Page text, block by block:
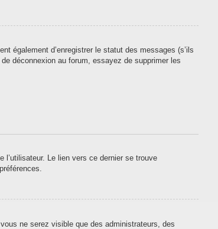
également d’enregistrer le statut des messages (s’ils
déconnexion au forum, essayez de supprimer les
Le lien vers ce dernier se trouve
ne serez visible que des administrateurs, des